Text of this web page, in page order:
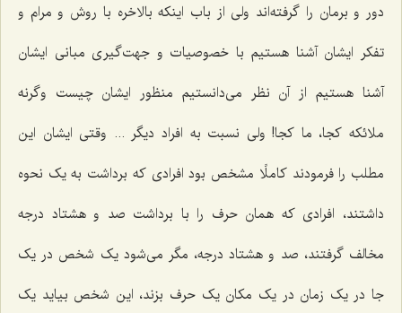
دور و برمان را گرفته‌اند ولی از باب اینکه بالاخره با روش و مرام و
تفکر ایشان آشنا هستیم با خصوصیات و جهت‌گیری مبانی ایشان
آشنا هستیم از آن نظر می‌دانستیم منظور ایشان چیست وگرنه
ملائکه کجا، ما کجا! ولی نسبت به افراد دیگر ... وقتی ایشان این
مطلب را فرمودند کاملًا مشخص بود افرادی که برداشت به یک نحوه
داشتند، افرادی که همان حرف را با برداشت صد و هشتاد درجه
مخالف گرفتند، صد و هشتاد درجه، مگر می‌شود یک شخص در یک
جا در یک زمان در یک مکان یک حرف بزند، این شخص بیاید یک